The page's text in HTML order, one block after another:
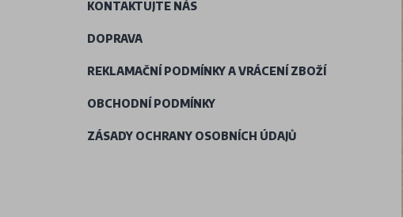
KONTAKTUJTE NÁS
DOPRAVA
REKLAMAČNÍ PODMÍNKY A VRÁCENÍ ZBOŽÍ
OBCHODNÍ PODMÍNKY
ZÁSADY OCHRANY OSOBNÍCH ÚDAJŮ